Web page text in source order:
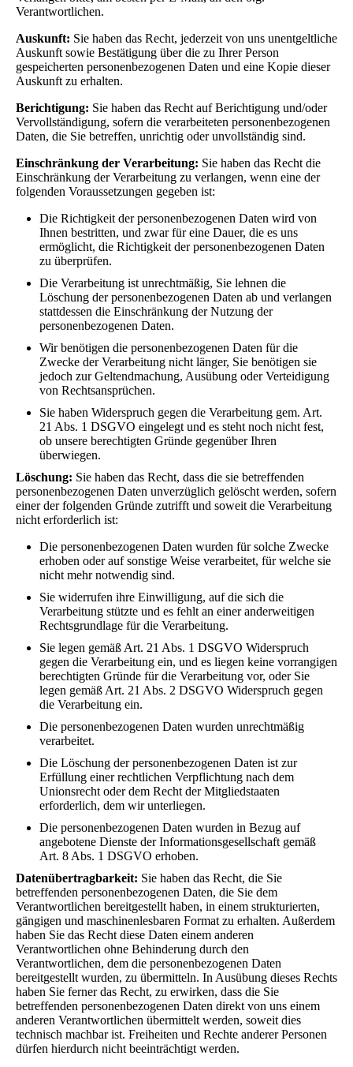
Verantwortlichen.
Auskunft: Sie haben das Recht, jederzeit von uns unentgeltliche
Auskunft sowie Bestätigung über die zu Ihrer Person
gespeicherten personenbezogenen Daten und eine Kopie dieser
Auskunft zu erhalten.
Berichtigung: Sie haben das Recht auf Berichtigung und/oder
Vervollständigung, sofern die verarbeiteten personenbezogenen
Daten, die Sie betreffen, unrichtig oder unvollständig sind.
Einschränkung der Verarbeitung: Sie haben das Recht die
Einschränkung der Verarbeitung zu verlangen, wenn eine der
folgenden Voraussetzungen gegeben ist:
Die Richtigkeit der personenbezogenen Daten wird von
Ihnen bestritten, und zwar für eine Dauer, die es uns
ermöglicht, die Richtigkeit der personenbezogenen Daten
zu überprüfen.
Die Verarbeitung ist unrechtmäßig, Sie lehnen die
Löschung der personenbezogenen Daten ab und verlangen
stattdessen die Einschränkung der Nutzung der
personenbezogenen Daten.
Wir benötigen die personenbezogenen Daten für die
Zwecke der Verarbeitung nicht länger, Sie benötigen sie
jedoch zur Geltendmachung, Ausübung oder Verteidigung
von Rechtsansprüchen.
Sie haben Widerspruch gegen die Verarbeitung gem. Art.
21 Abs. 1 DSGVO eingelegt und es steht noch nicht fest,
ob unsere berechtigten Gründe gegenüber Ihren
überwiegen.
Löschung: Sie haben das Recht, dass die sie betreffenden
personenbezogenen Daten unverzüglich gelöscht werden, sofern
einer der folgenden Gründe zutrifft und soweit die Verarbeitung
nicht erforderlich ist:
Die personenbezogenen Daten wurden für solche Zwecke
erhoben oder auf sonstige Weise verarbeitet, für welche sie
nicht mehr notwendig sind.
Sie widerrufen ihre Einwilligung, auf die sich die
Verarbeitung stützte und es fehlt an einer anderweitigen
Rechtsgrundlage für die Verarbeitung.
Sie legen gemäß Art. 21 Abs. 1 DSGVO Widerspruch
gegen die Verarbeitung ein, und es liegen keine vorrangigen
berechtigten Gründe für die Verarbeitung vor, oder Sie
legen gemäß Art. 21 Abs. 2 DSGVO Widerspruch gegen
die Verarbeitung ein.
Die personenbezogenen Daten wurden unrechtmäßig
verarbeitet.
Die Löschung der personenbezogenen Daten ist zur
Erfüllung einer rechtlichen Verpflichtung nach dem
Unionsrecht oder dem Recht der Mitgliedstaaten
erforderlich, dem wir unterliegen.
Die personenbezogenen Daten wurden in Bezug auf
angebotene Dienste der Informationsgesellschaft gemäß
Art. 8 Abs. 1 DSGVO erhoben.
Datenübertragbarkeit: Sie haben das Recht, die Sie
betreffenden personenbezogenen Daten, die Sie dem
Verantwortlichen bereitgestellt haben, in einem strukturierten,
gängigen und maschinenlesbaren Format zu erhalten. Außerdem
haben Sie das Recht diese Daten einem anderen
Verantwortlichen ohne Behinderung durch den
Verantwortlichen, dem die personenbezogenen Daten
bereitgestellt wurden, zu übermitteln. In Ausübung dieses Rechts
haben Sie ferner das Recht, zu erwirken, dass die Sie
betreffenden personenbezogenen Daten direkt von uns einem
anderen Verantwortlichen übermittelt werden, soweit dies
technisch machbar ist. Freiheiten und Rechte anderer Personen
dürfen hierdurch nicht beeinträchtigt werden.